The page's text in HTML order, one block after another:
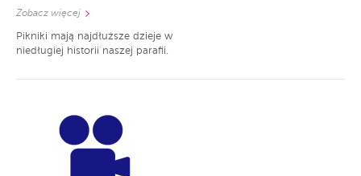
Zobacz więcej
Pikniki mają najdłuższe dzieje w
niedługiej historii naszej parafii.